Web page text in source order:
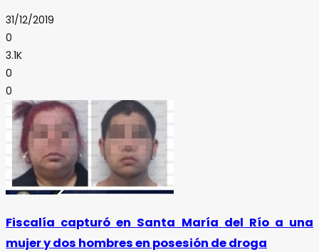
31/12/2019
0
3.1K
0
0
Fiscalía capturó en Santa María del Río a una
mujer y dos hombres en posesión de droga